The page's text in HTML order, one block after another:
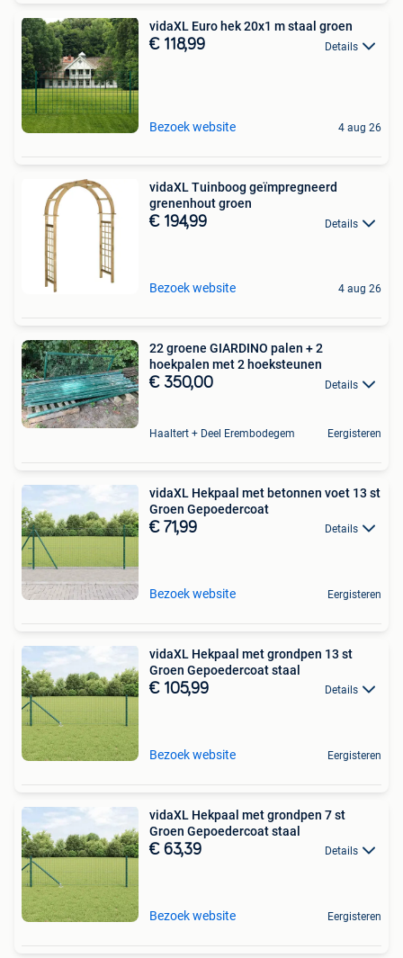
vidaXL Euro hek 20x1 m staal groen
€ 118,99 Details
Bezoek website 4 aug 26
vidaXL Tuinboog geïmpregneerd
grenenhout groen
€ 194,99 Details
Bezoek website 4 aug 26
22 groene GIARDINO palen + 2
hoekpalen met 2 hoeksteunen
€ 350,00 Details
Haaltert + Deel Erembodegem Eergisteren
vidaXL Hekpaal met betonnen voet 13 st
Groen Gepoedercoat
€ 71,99 Details
Bezoek website Eergisteren
vidaXL Hekpaal met grondpen 13 st
Groen Gepoedercoat staal
€ 105,99 Details
Bezoek website Eergisteren
vidaXL Hekpaal met grondpen 7 st
Groen Gepoedercoat staal
€ 63,39 Details
Bezoek website Eergisteren